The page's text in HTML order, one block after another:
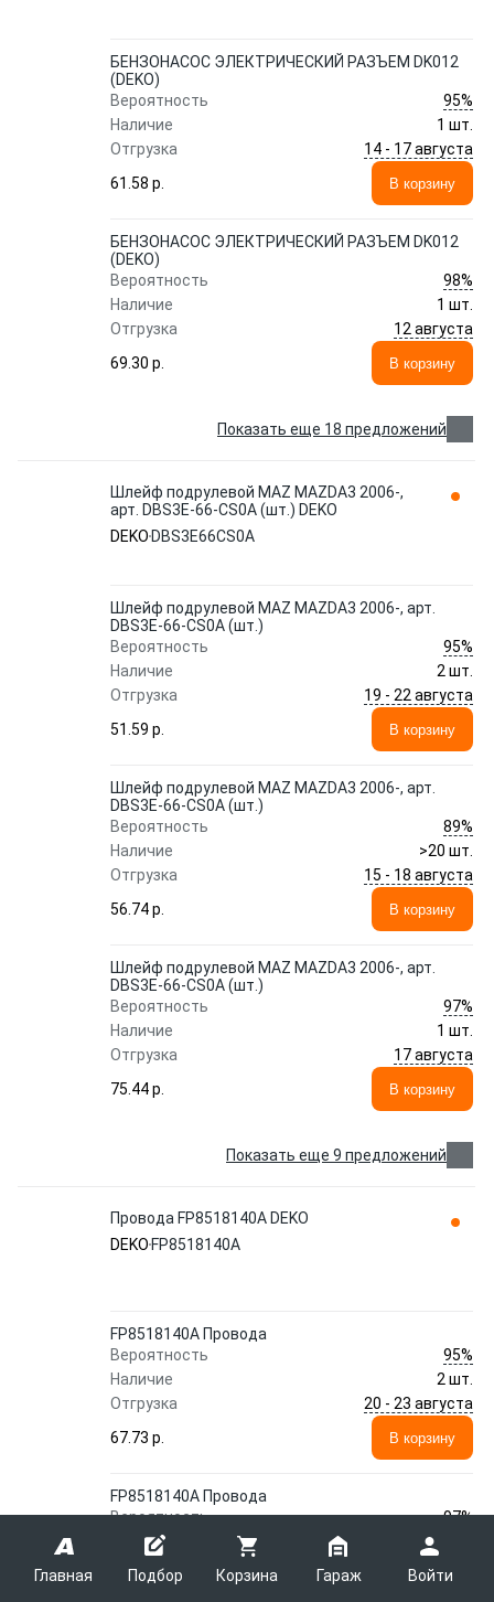
Главная Подбор Корзина Гараж Войти
БЕНЗОНАСОС ЭЛЕКТРИЧЕСКИЙ РАЗЪЕМ DK012
(DEKO)
Вероятность
95%
Наличие
1 шт.
Отгрузка
14 - 17 августа
61.58 p.
В корзину
БЕНЗОНАСОС ЭЛЕКТРИЧЕСКИЙ РАЗЪЕМ DK012
(DEKO)
Вероятность
98%
Наличие
1 шт.
Отгрузка
12 августа
69.30 p.
В корзину
Показать еще 18 предложений
Шлейф подрулевой MAZ MAZDA3 2006-,
арт. DBS3E-66-CS0A (шт.) DEKO
DEKO DBS3E66CS0A
Шлейф подрулевой MAZ MAZDA3 2006-, арт.
DBS3E-66-CS0A (шт.)
Вероятность
95%
Наличие
2 шт.
Отгрузка
19 - 22 августа
51.59 p.
В корзину
Шлейф подрулевой MAZ MAZDA3 2006-, арт.
DBS3E-66-CS0A (шт.)
Вероятность
89%
Наличие
>20 шт.
Отгрузка
15 - 18 августа
56.74 p.
В корзину
Шлейф подрулевой MAZ MAZDA3 2006-, арт.
DBS3E-66-CS0A (шт.)
Вероятность
97%
Наличие
1 шт.
Отгрузка
17 августа
75.44 p.
В корзину
Показать еще 9 предложений
Провода FP8518140A DEKO
DEKO FP8518140A
FP8518140A Провода
Вероятность
95%
Наличие
2 шт.
Отгрузка
20 - 23 августа
67.73 p.
В корзину
FP8518140A Провода
Вероятность
97%
Наличие
Отгрузка
16 августа